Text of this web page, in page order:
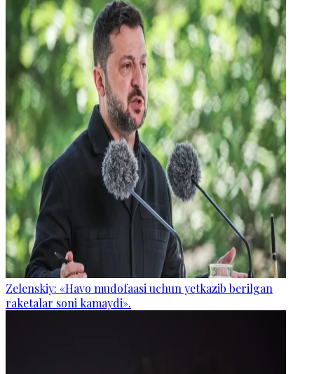
Zelenskiy: «Havo mudofaasi uchun yetkazib berilgan
raketalar soni kamaydi».